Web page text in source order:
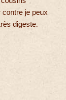
contre je peux
digeste.